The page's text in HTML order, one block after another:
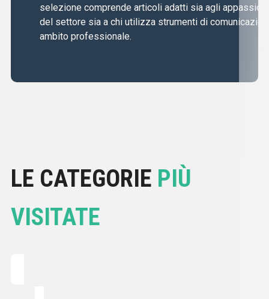
selezione comprende articoli adatti sia agli
del settore sia a chi utilizza strumenti di
ambito professionale.
LE CATEGORIE PIÙ
VISITATE